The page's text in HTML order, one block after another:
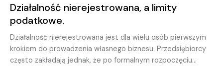
Działalność nierejestrowana, a limity
podatkowe.
Działalność nierejestrowana jest dla wielu osób pierwszym
krokiem do prowadzenia własnego biznesu. Przedsiębiorcy
często zakładają jednak, że po formalnym rozpoczęciu